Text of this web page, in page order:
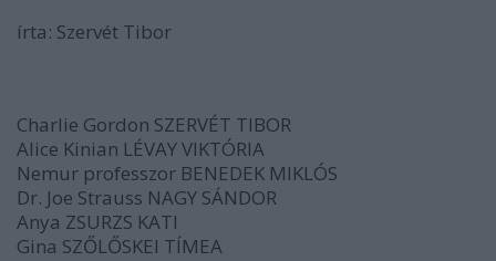
írta: Szervét Tibor
Charlie Gordon SZERVÉT TIBOR
Alice Kinian LÉVAY VIKTÓRIA
Nemur professzor BENEDEK MIKLÓS
Dr. Joe Strauss NAGY SÁNDOR
Anya ZSURZS KATI
Gina SZŐLŐSKEI TÍMEA